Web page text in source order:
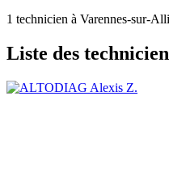
1 technicien à Varennes-sur-
Liste des
Alexis Z.